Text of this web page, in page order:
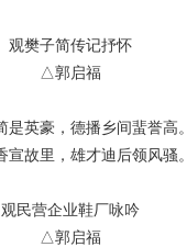
观樊子简传记抒怀
△郭启福
是英豪，德播乡间蜚誉高。
宣故里，雄才迪后领风骚。
观民营企业鞋厂咏吟
△郭启福